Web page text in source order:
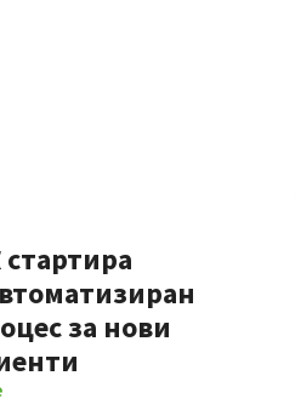
за нови